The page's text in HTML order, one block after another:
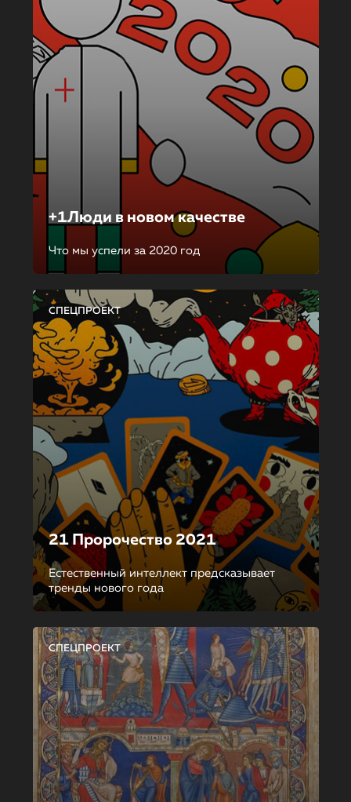
+1Люди в новом качестве
Что мы успели за 2020 год
СПЕЦПРОЕКТ
21 Пророчество 2021
Естественный интеллект предсказывает
тренды нового года
СПЕЦПРОЕКТ